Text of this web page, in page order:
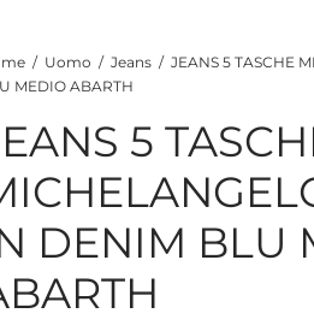
/ Uomo / Jeans / JEANS 5 TASCHE
MEDIO ABARTH
5
DENIM BLU